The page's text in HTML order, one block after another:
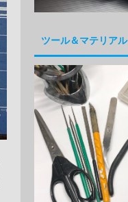
ツール＆マテリアル